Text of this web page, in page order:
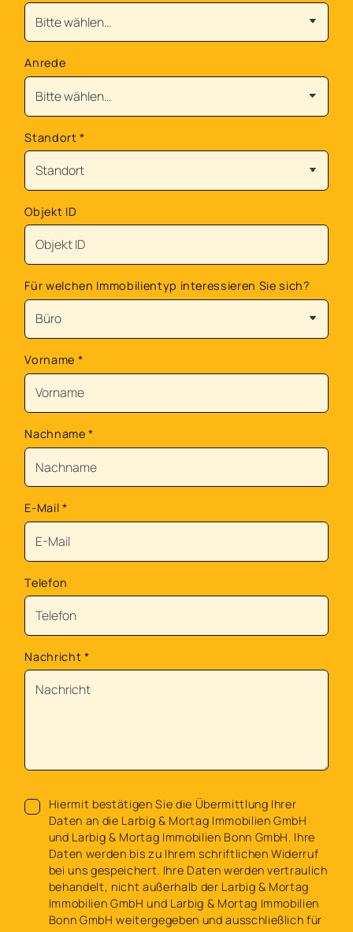
Anrede
Standort*
Objekt ID
Für welchen Immobilientyp interessieren Sie sich?
Vorname *
Nachname*
E-Mail *
Telefon
Nachricht *
Hiermit bestätigen Sie die Übermittlung Ihrer
Daten an die Larbig & Mortag Immobilien GmbH
und Larbig & Mortag Immobilien Bonn GmbH. Ihre
Daten werden bis zu Ihrem schriftlichen Widerruf
bei uns gespeichert. Ihre Daten werden vertraulich
behandelt, nicht außerhalb der Larbig & Mortag
Immobilien GmbH und Larbig & Mortag Immobilien
Bonn GmbH weitergegeben und ausschließlich für